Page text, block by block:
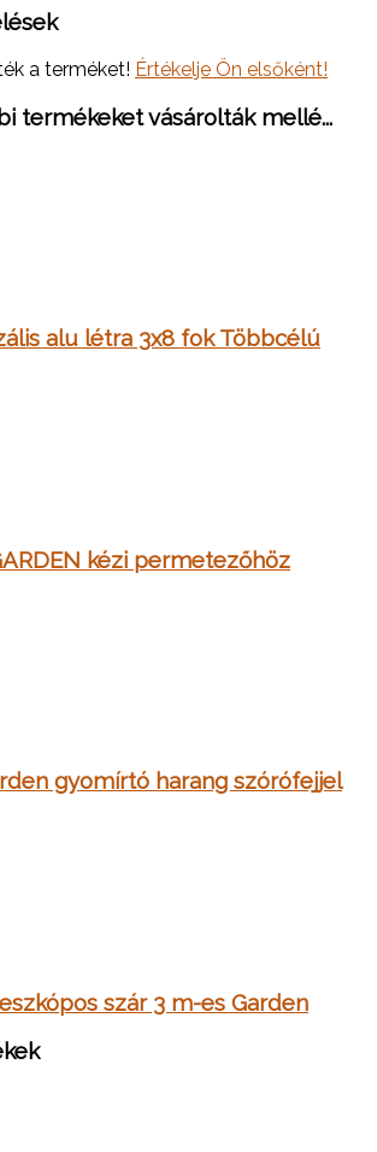
a terméket! Értékelje Ön elsőként!
termékeket vásárolták mellé...
alu létra 3x8 fok Többcélú
kézi permetezőhöz
gyomírtó harang szórófejjel
szár 3 m-es Garden